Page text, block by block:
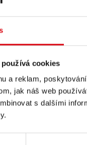
cookies
a reklam,
jak náš web
s dalšími
Equipment
náhradní díl)
má obvykle 4-15
písmeny
a obvykle se
na horní straně